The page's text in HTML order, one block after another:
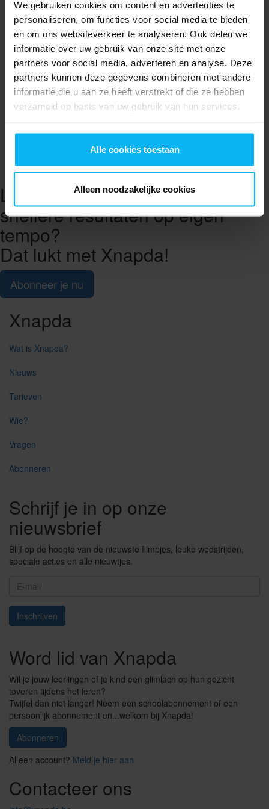
We gebruiken cookies om content en advertenties te
personaliseren, om functies voor social media te bieden
en om ons websiteverkeer te analyseren. Ook delen we
informatie over uw gebruik van onze site met onze
partners voor social media, adverteren en analyse. Deze
partners kunnen deze gegevens combineren met andere
informatie die u aan ze heeft verstrekt of die ze hebben
verzameld op basis van uw gebruik van hun services.
Alle cookies toestaan
Alleen noodzakelijke cookies
Al abonnee?
Meld je aan om dit filmpje te bekijken
Gebruikersnaam
Wachtwoord
Wachtwoord vergeten?
Leren met plezier én betere,
snellere resultaten op eigen
tempo?
Dat lukt met Xnapda!
Abonneer je nu
Xnapda
Wat is Xnapda?
Nieuws
Tarieven
Wie?
Vragen
Abonneren
Schrijf je in op onze
nieuwsbrief
Blijf op de hoogte van de nieuwste filmpjes, leuke wedstrijden,
speciale acties en alle nieuwtjes.
mail
Inschrijven
Word lid van Xnapda
Wil je jouw leerlingen of je kind een glimlach op hun gezicht
toveren tijdens het leren?
Twijfel dan niet langer! Neem een schoolabonnement of een
persoonlijk abonnement en...welkom bij Xnapda!
Abonneren
Al een account? Meld je hier aan
Contacteer ons